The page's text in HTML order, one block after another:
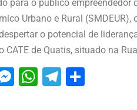
para o público
Urbano e Rural
o potencial de
de Quatis, situado na
Messenger
WhatsApp
Telegram